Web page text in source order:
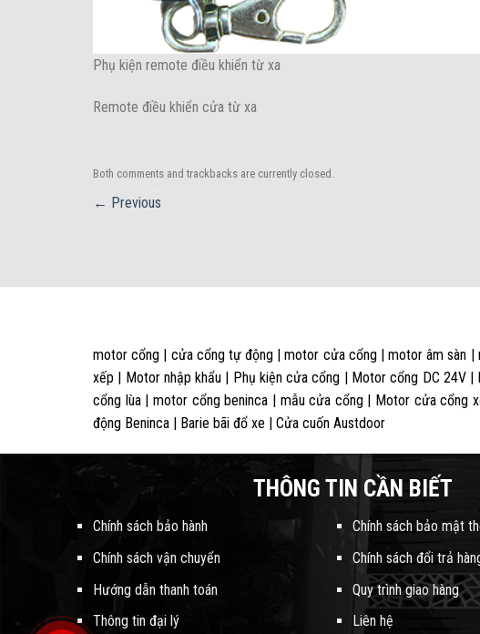
Phụ kiện remote điều khiển từ xa
Remote điều khiển cửa từ xa
Both comments and trackbacks are currently closed.
← Previous
motor cổng | cửa cổng tự động | motor cửa cổng | motor âm sàn
xếp | Motor nhập khẩu | Phụ kiện cửa cổng | Motor cổng DC 24V
cổng lùa | motor cổng beninca | mẫu cửa cổng | Motor cửa
động Beninca | Barie bãi đổ xe | Cửa cuốn Austdoor
THÔNG TIN CẦN BIẾT
Chính sách bảo hành
Chính sách vận chuyển
Hướng dẫn thanh toán
Thông tin đại lý
Chính sách bảo mật
Chính sách đổi trả
Quy trình giao hàng
Liên hệ